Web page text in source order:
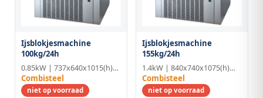
Ijsblokjesmachine
100kg/24h
0.85kW | 737x640x1015(h)mm
Combisteel
niet op voorraad
Ijsblokjesmachine
155kg/24h
1.4kW | 840x740x1075(h)mm
Combisteel
niet op voorraad